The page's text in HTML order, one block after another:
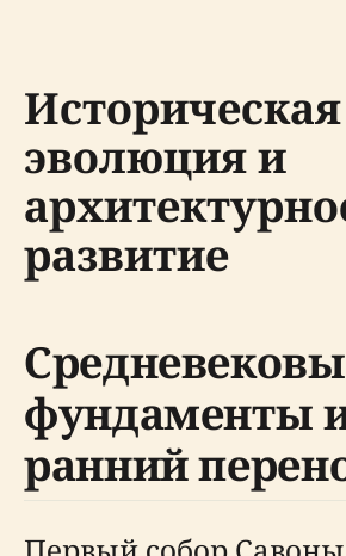
Историческая
эволюция и
развитие
фундаменты
ранний